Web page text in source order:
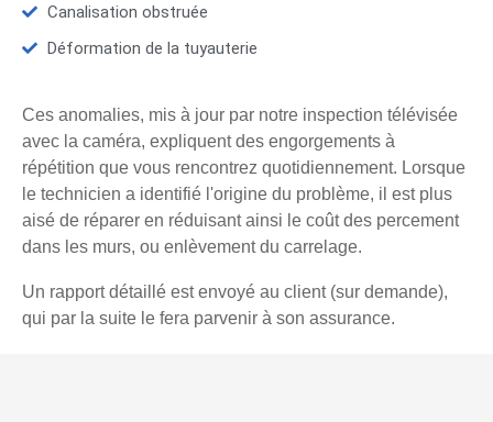
Canalisation obstruée
Déformation de la tuyauterie
Ces anomalies, mis à jour par notre inspection télévisée
avec la caméra, expliquent des engorgements à
répétition que vous rencontrez quotidiennement. Lorsque
le technicien a identifié l'origine du problème, il est plus
aisé de réparer en réduisant ainsi le coût des percement
dans les murs, ou enlèvement du carrelage.
Un rapport détaillé est envoyé au client (sur demande),
qui par la suite le fera parvenir à son assurance.